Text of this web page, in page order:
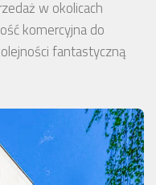
w okolicach
komercyjna do
fantastyczną